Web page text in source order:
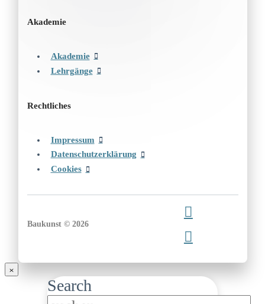
Akademie
Akademie
Lehrgänge
Rechtliches
Impressum
Datenschutzerklärung
Cookies
Baukunst © 2026
Search